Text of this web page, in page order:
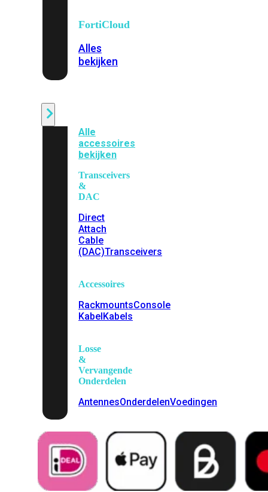
FortiCloud
Alles
bekijken
Alle
accessoires
bekijken
Transceivers
&
DAC
Direct
Attach
Cable
(DAC)Transceivers
Accessoires
RackmountsConsole
KabelKabels
Losse
&
Vervangende
Onderdelen
AntennesOnderdelenVoedingen